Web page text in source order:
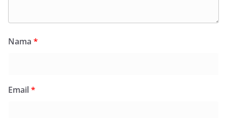
Nama *
Email*